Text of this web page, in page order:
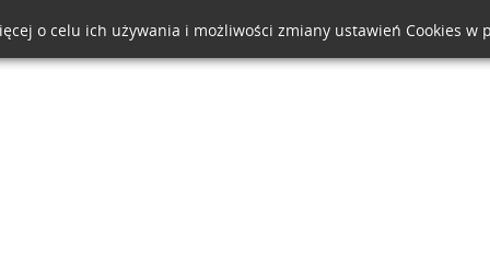
o celu ich używania i możliwości zmiany ustawień Cookies w